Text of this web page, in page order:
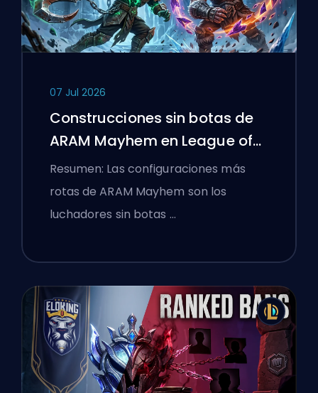
07 Jul 2026
Construcciones sin botas de
ARAM Mayhem en League of
Legends
Resumen: Las configuraciones más
rotas de ARAM Mayhem son los
luchadores sin botas …